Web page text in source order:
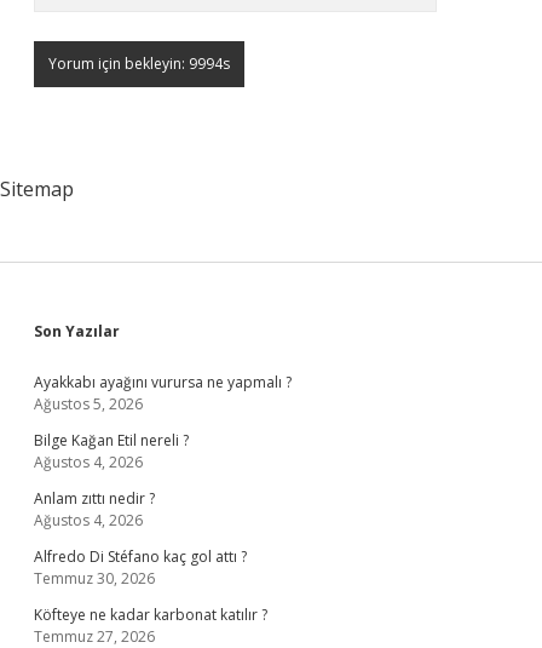
Sitemap
Sidebar
Son Yazılar
Ayakkabı ayağını vurursa ne yapmalı ?
Ağustos 5, 2026
Bilge Kağan Etil nereli ?
Ağustos 4, 2026
Anlam zıttı nedir ?
Ağustos 4, 2026
Alfredo Di Stéfano kaç gol attı ?
Temmuz 30, 2026
Köfteye ne kadar karbonat katılır ?
Temmuz 27, 2026